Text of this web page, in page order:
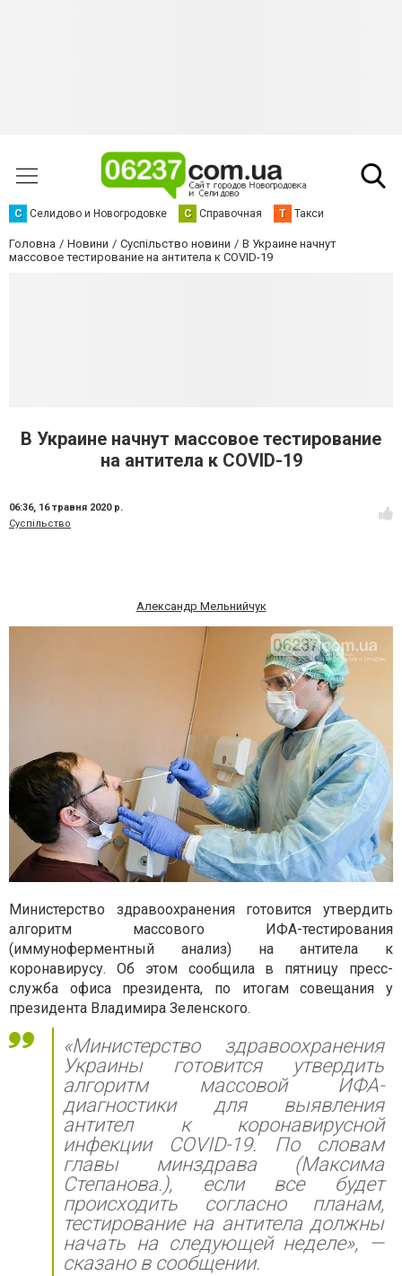
С Селидово и Новогродовке С Справочная Т Такси
Головна Новини Суспільство новини
В Украине начнут
массовое тестирование на антитела к COVID-19
В Украине начнут массовое тестирование
на антитела к COVID-19
06:36, 16 травня 2020 р.
Суспільство
Александр Мельнийчук
Министерство здравоохранения готовится утвердить
алгоритм массового ИФА-тестирования
(иммуноферментный анализ) на антитела к
коронавирусу. Об этом сообщила в пятницу пресс-
служба офиса президента, по итогам совещания у
президента Владимира Зеленского.
«Министерство здравоохранения
Украины готовится утвердить
алгоритм массовой ИФА-
диагностики для выявления
антител к коронавирусной
инфекции COVID-19. По словам
главы минздрава (Максима
Степанова.), если все будет
происходить согласно планам,
тестирование на антитела должны
начать на следующей неделе», —
сказано в сообщении.